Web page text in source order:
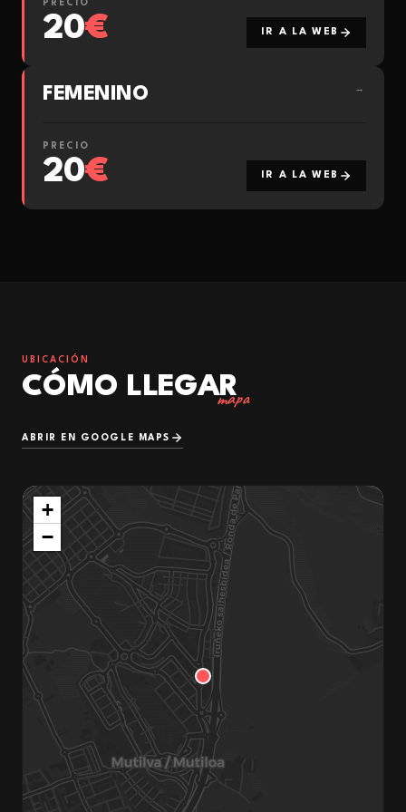
PRECIO
20€ IR A LA WEB
FEMENINO →
PRECIO
20€ IR A LA WEB
UBICACIÓN
CÓMO LLEGAR
mapa
ABRIR EN GOOGLE MAPS
+
−